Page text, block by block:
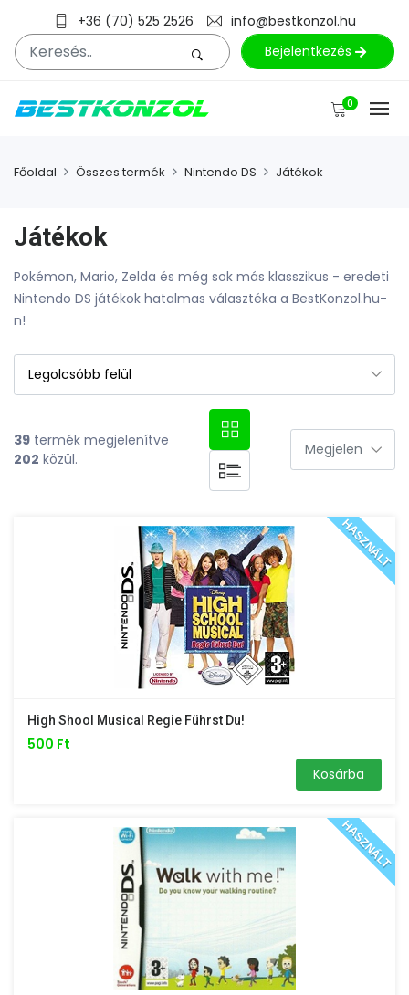
+36 (70) 525 2526
info@bestkonzol.hu
Bejelentkezés
0
Főoldal Összes termék Nintendo DS Játékok
Játékok
Pokémon, Mario, Zelda és még sok más klasszikus - eredeti
Nintendo DS játékok hatalmas választéka a BestKonzol.hu-
n!
39 termék megjelenítve
202 közül.
HASZNÁLT
High Shool Musical Regie Führst Du!
500 Ft
Kosárba
HASZNÁLT